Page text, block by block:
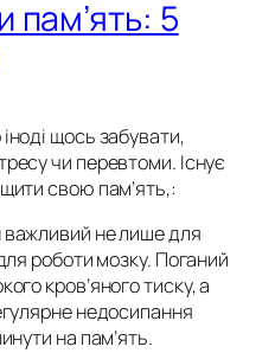
пам’ять: 5
щось забувати,
чи перевтоми. Існує
свою пам’ять,:
важливий не лише для
роботи мозку. Поганий
кров’яного тиску, а
недосипання
на пам’ять.